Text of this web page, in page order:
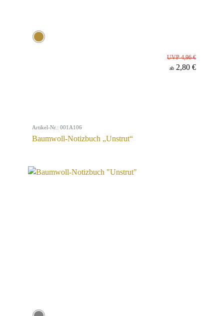
UVP 4,96 €
ab 2,80 €
Artikel-Nr.: 001A106
Baumwoll-Notizbuch „Unstrut“